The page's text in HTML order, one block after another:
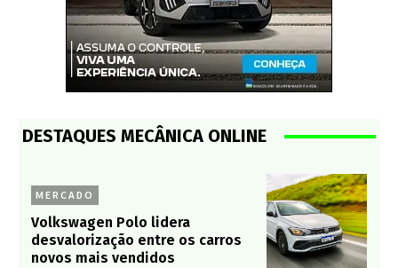
DESTAQUES MECÂNICA ONLINE
MERCADO
Volkswagen Polo lidera
desvalorização entre os carros
novos mais vendidos